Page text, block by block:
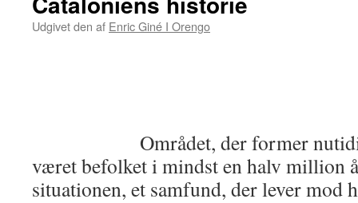
Udgivet den af Enric Giné I Orengo
Området, der former nutidig
været befolket i mindst en halv million
situationen, et samfund, der lever mod